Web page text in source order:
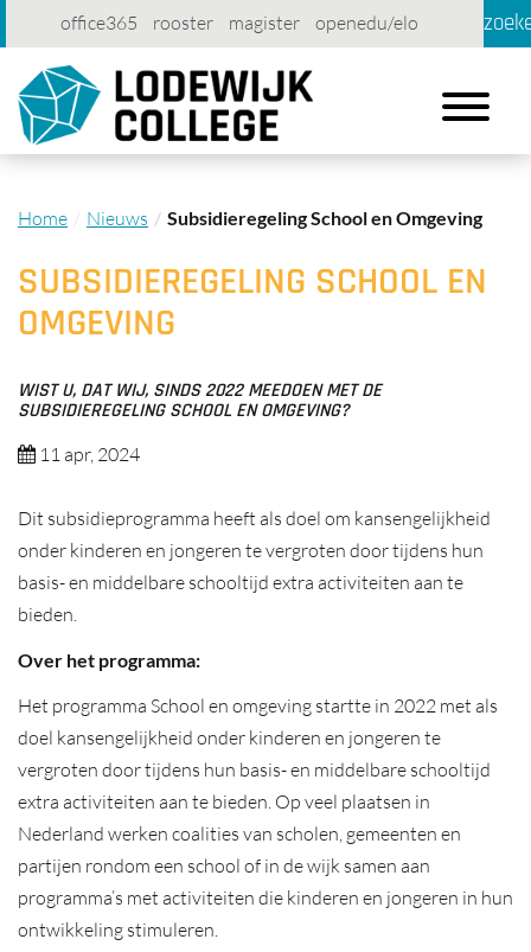
office365 rooster magister
openedu/elo
account
contact printen
Toggle
Home Nieuws Subsidieregeling School en Omgeving
SUBSIDIEREGELING SCHOOL EN
OMGEVING
WIST U, DAT WIJ, SINDS 2022 MEEDOEN MET DE
SUBSIDIEREGELING SCHOOL EN OMGEVING?
11 apr, 2024
Dit subsidieprogramma heeft als doel om kansengelijkheid
onder kinderen en jongeren te vergroten door tijdens hun
basis- en middelbare schooltijd extra activiteiten aan te
bieden.
Over het programma:
Het programma School en omgeving startte in 2022 met als
doel kansengelijkheid onder kinderen en jongeren te
vergroten door tijdens hun basis- en middelbare schooltijd
extra activiteiten aan te bieden. Op veel plaatsen in
Nederland werken coalities van scholen, gemeenten en
partijen rondom een school of in de wijk samen aan
programma’s met activiteiten die kinderen en jongeren in hun
ontwikkeling stimuleren.